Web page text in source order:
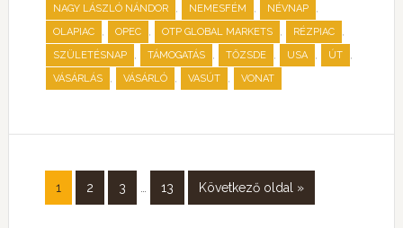
NAGY LÁSZLÓ NÁNDOR , NEMESFÉM , NÉVNAP ,
OLAPIAC , OPEC , OTP GLOBAL MARKETS , RÉZPIAC ,
SZÜLETÉSNAP , TÁMOGATÁS , TŐZSDE , USA , ÚT ,
VÁSÁRLÁS , VÁSÁRLÓ , VASÚT , VONAT
1 2 3 13 Következő oldal »